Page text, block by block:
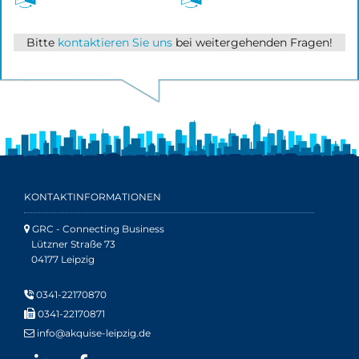
Bitte kontaktieren Sie uns bei weitergehenden Fragen!
KONTAKTINFORMATIONEN
 GRC - Connecting Business
Lützner Straße 73
04177 Leipzig
 0341-22170870
 0341-22170871
 info@akquise-leipzig.de